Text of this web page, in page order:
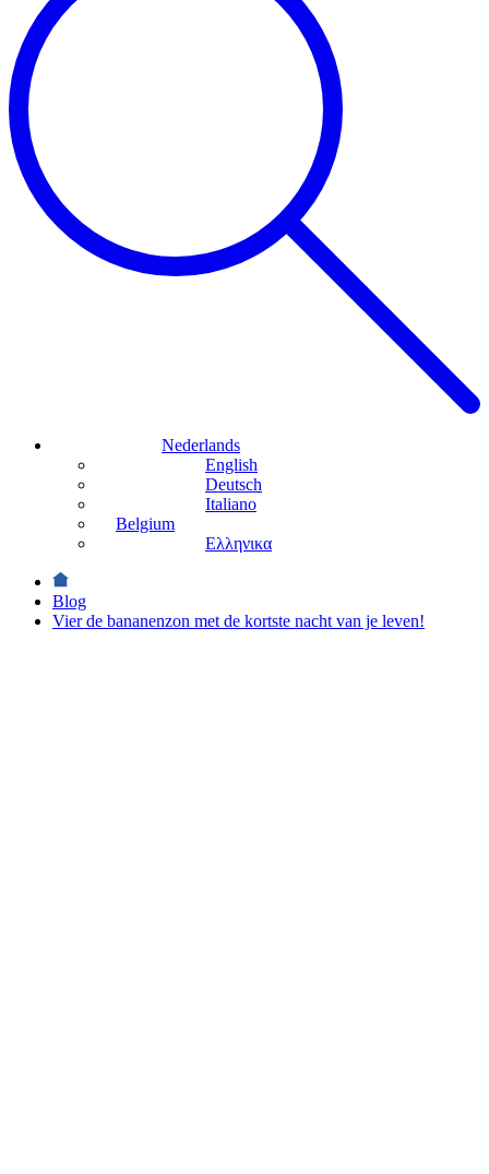
Nederlands
English
Deutsch
Italiano
Belgium
Ελληνικα
Blog
Vier de bananenzon met de kortste nacht van je leven!